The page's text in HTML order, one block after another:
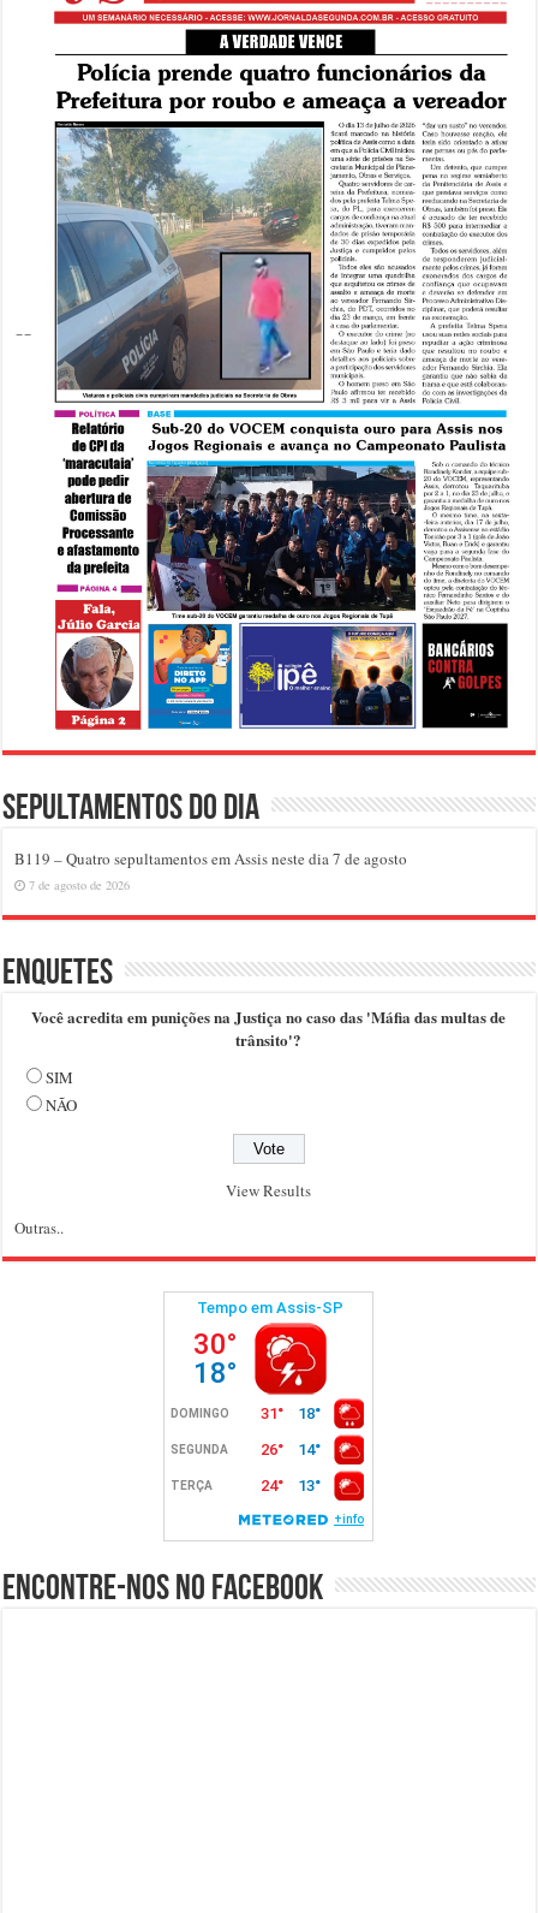
Sepultamentos do dia
B119 – Quatro sepultamentos em Assis neste dia 7 de agosto
7 de agosto de 2026
Enquetes
Você acredita em punições na Justiça no caso das 'Máfia das multas de
trânsito'?
SIM
NÃO
View Results
Outras..
Encontre-nos no Facebook